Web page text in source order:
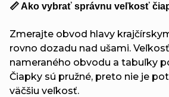
📏 Ako vybrať správnu veľkosť
Zmerajte obvod hlavy
rovno dozadu nad ušami.
nameraného obvodu a tabuľky
Čiapky sú pružné, preto nie je
väčšiu veľkosť.